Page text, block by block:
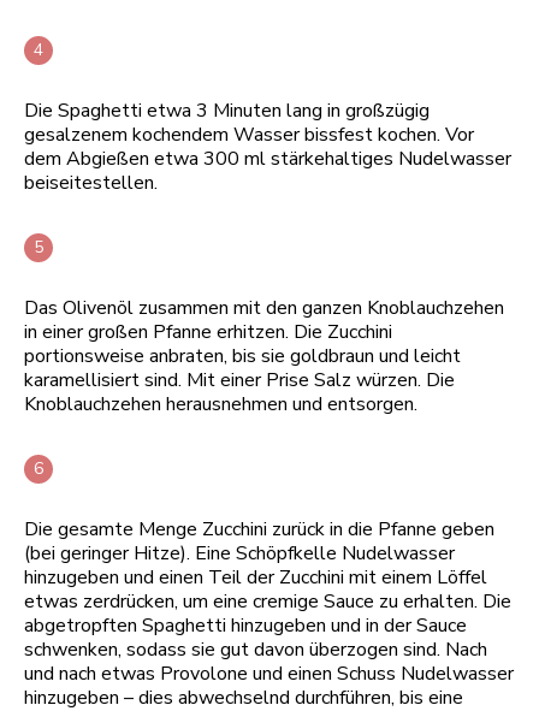
Die Spaghetti etwa 3 Minuten lang in großzügig
gesalzenem kochendem Wasser bissfest kochen. Vor
dem Abgießen etwa 300 ml stärkehaltiges Nudelwasser
beiseitestellen.
Das Olivenöl zusammen mit den ganzen Knoblauchzehen
in einer großen Pfanne erhitzen. Die Zucchini
portionsweise anbraten, bis sie goldbraun und leicht
karamellisiert sind. Mit einer Prise Salz würzen. Die
Knoblauchzehen herausnehmen und entsorgen.
Die gesamte Menge Zucchini zurück in die Pfanne geben
(bei geringer Hitze). Eine Schöpfkelle Nudelwasser
hinzugeben und einen Teil der Zucchini mit einem Löffel
etwas zerdrücken, um eine cremige Sauce zu erhalten. Die
abgetropften Spaghetti hinzugeben und in der Sauce
schwenken, sodass sie gut davon überzogen sind. Nach
und nach etwas Provolone und einen Schuss Nudelwasser
hinzugeben – dies abwechselnd durchführen, bis eine